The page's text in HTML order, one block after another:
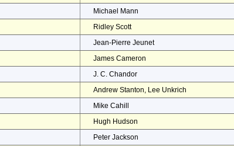
Michael Mann
Ridley Scott
Jean-Pierre Jeunet
James Cameron
J. C. Chandor
Andrew Stanton, Lee Unkrich
Mike Cahill
Hugh Hudson
Peter Jackson